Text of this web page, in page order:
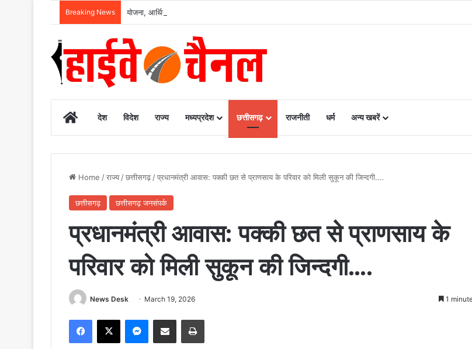
Breaking News योजना, आर्थिक एवं सांख्यिकी विभाग और आईआईएम रायपुर के बीच एमओयू सुशासन, नीति निर्माण और साक्ष्य-आधारित निर्णय
Homeदेश विदेश राज्य मध्यप्रदेश छत्तीसगढ़ राजनीती धर्म अन्य खबरें
Home /राज्य /छत्तीसगढ़ /प्रधानमंत्री आवास: पक्की छत से प्राणसाय के परिवार को मिली सुकून की जिन्दगी….
छत्तीसगढ़ छत्तीसगढ़ जनसंपर्क
प्रधानमंत्री आवास: पक्की छत से प्राणसाय के
परिवार को मिली सुकून की जिन्दगी….
News Desk March 19, 2026 1
Facebook
X Messenger
Share via Email Print